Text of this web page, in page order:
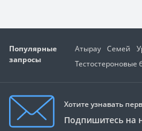
Популярные
запросы
Атырау Семей
Тестостероновые
Хотите узнавать
Подпишитесь на